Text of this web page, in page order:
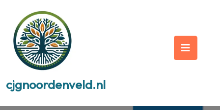
content
cjgnoordenveld.nl